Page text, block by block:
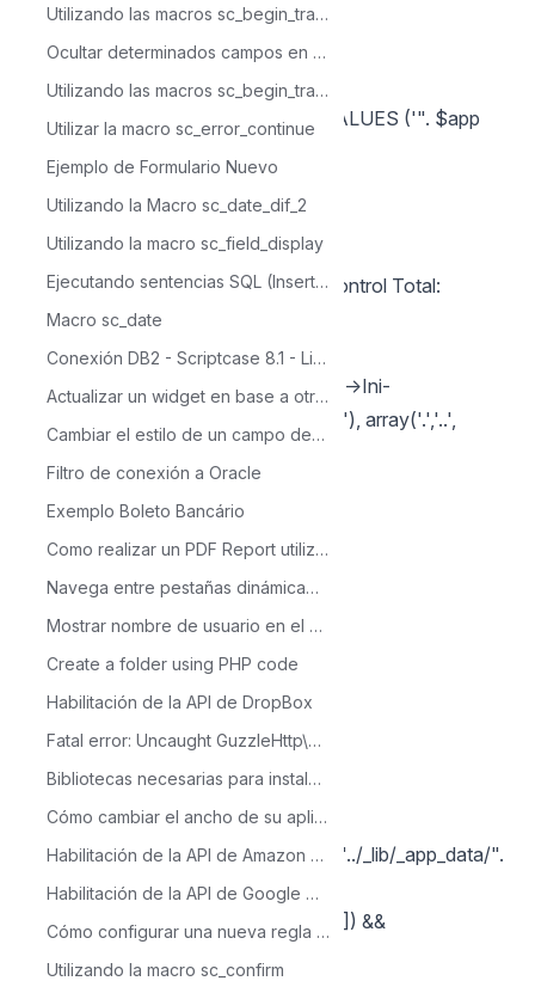
Utilizando las macros sc_begin_trans, sc_commit_trans y sc_rollback_trans con Mensaje de Alerta
Ocultar determinados campos en una Grid por medio de varías condiciones
Utilizando las macros sc_begin_trans, sc_commit_trans y sc_rollback_trans
Utilizar la macro sc_error_continue
Ejemplo de Formulario Nuevo
Utilizando la Macro sc_date_dif_2
Utilizando la macro sc_field_display
Ejecutando sentencias SQL (Insertar, Actualizar y Eliminar)
Macro sc_date
Conexión DB2 - Scriptcase 8.1 - Linux
Actualizar un widget en base a otro widget
Cambiar el estilo de un campo dentro de un Formulario Registro Unico
Filtro de conexión a Oracle
Exemplo Boleto Bancário
Como realizar un PDF Report utilizando código
Navega entre pestañas dinámicamente
Mostrar nombre de usuario en el encabezado del menú
Create a folder using PHP code
Habilitación de la API de DropBox
Fatal error: Uncaught GuzzleHttp\Exception\RequestException: cURL error
Bibliotecas necesarias para instalar Scriptcase en Windows 7
Cómo cambiar el ancho de su aplicación.
Habilitación de la API de Amazon S3
Habilitación de la API de Google Drive en Google Console
Cómo configurar una nueva regla en la opción Guardar cuadrícula
Utilizando la macro sc_confirm
foreach($arr_usr as $usr)
sc_exec_sql("INSERT INTO
sec_users_apps(app_name, login) VALUES ('". $app
Para los módulos del tipo: LDAP - Control Total:
Copia el siguiente código:
$arr_apps = array();
$_arr_apps = array_diff(scandir($this->Ini-
>path_aplicacao . "../_lib/_app_data/"), array('.','..',
foreach($_arr_apps as $k => $v)
if(substr($v, -12) != "_mob_ini.php")
$arr_apps[] = substr($v, 0, -8);
foreach($arr_apps as $k => $app)
require($this->Ini->path_aplicacao . "../_lib/_app_data/".
$app . '_ini.php');
$app = (isset($arr_data['friendly_url']) &&